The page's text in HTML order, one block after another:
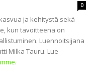
0
ja kehitystä sekä
kun tavoitteena on
Luennoitsijana
Milka Tauru. Lue
.